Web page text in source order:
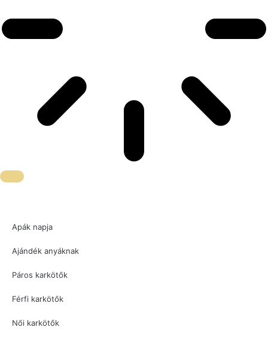
Apák napja
Ajándék anyáknak
Páros karkötők
Férfi karkötők
Női karkötők